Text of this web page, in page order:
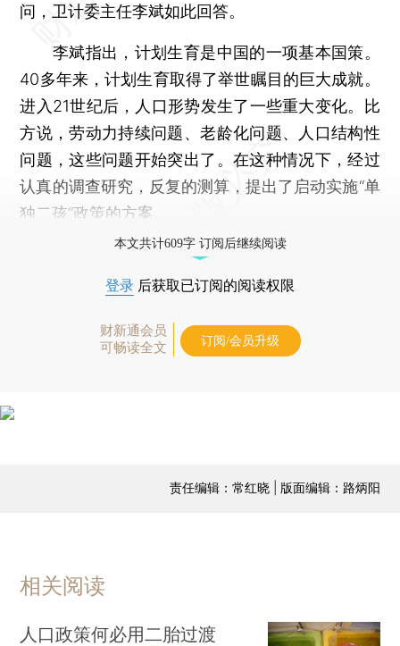
问，卫计委主任李斌如此回答。
李斌指出，计划生育是中国的一项基本国策。
40多年来，计划生育取得了举世瞩目的巨大成就。
进入21世纪后，人口形势发生了一些重大变化。比
方说，劳动力持续问题、老龄化问题、人口结构性
问题，这些问题开始突出了。在这种情况下，经过
认真的调查研究，反复的测算，提出了启动实施“单
独二孩”政策的方案。
本文共计609字 订阅后继续阅读
登录 后获取已订阅的阅读权限
财新通会员
可畅读全文
订阅/会员升级
责任编辑：常红晓 | 版面编辑：路炳阳
相关阅读
人口政策何必用二胎过渡